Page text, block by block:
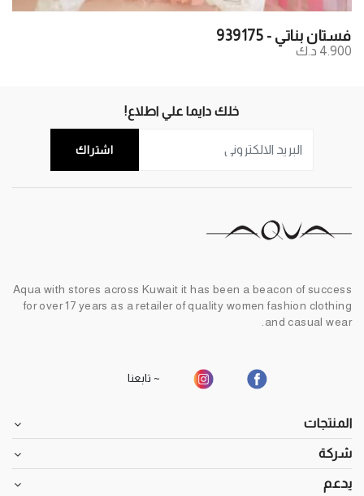
فستان بناتي - 939175
4.900 د.ك
خلك دايما علي اطلاع!
اشتراك
Aqua with stores across Kuwait it has been a beacon of success
for over 17 years as a retailer of quality women fashion clothing
and casual wear.
~ تابعنا
المنتجات
شركة
يدعم